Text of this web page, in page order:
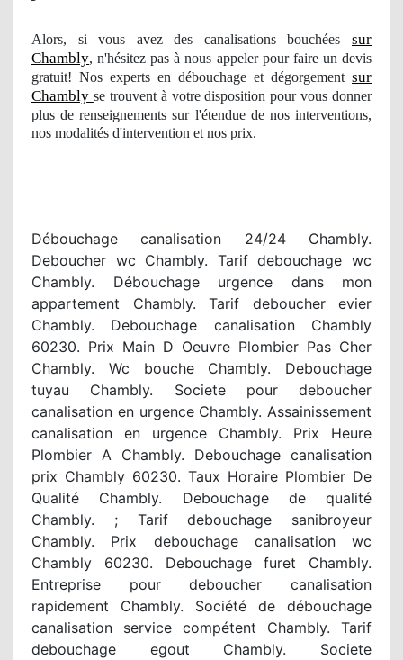
Alors, si vous avez des canalisations bouchées sur
Chambly, n'hésitez pas à nous appeler pour faire un devis
gratuit! Nos experts en débouchage et dégorgement sur
Chambly se trouvent à votre disposition pour vous donner
plus de renseignements sur l'étenduede nosinterventions,
nos modalités d'intervention et nos prix.
Débouchage canalisation 24/24 Chambly.
Deboucher wc Chambly. Tarif debouchage wc
Chambly. Débouchage urgence dans mon
appartement Chambly. Tarif deboucher evier
Chambly. Debouchage canalisation Chambly
60230. Prix Main D Oeuvre Plombier Pas Cher
Chambly. Wc bouche Chambly. Debouchage
tuyau Chambly. Societe pour deboucher
canalisation en urgence Chambly. Assainissement
canalisation en urgence Chambly. Prix Heure
Plombier A Chambly. Debouchage canalisation
prix Chambly 60230. Taux Horaire Plombier De
Qualité Chambly. Debouchage de qualité
Chambly. ; Tarif debouchage sanibroyeur
Chambly. Prix debouchage canalisation wc
Chambly 60230. Debouchage furet Chambly.
Entreprise pour deboucher canalisation
rapidement Chambly. Société de débouchage
canalisation service compétent Chambly. Tarif
debouchage egout Chambly. Societe